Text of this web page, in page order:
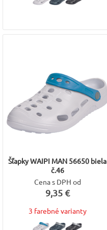
Šľapky WAIPI MAN 56650 biela
č.46
Cena s DPH od
9,35 €
3 farebné varianty